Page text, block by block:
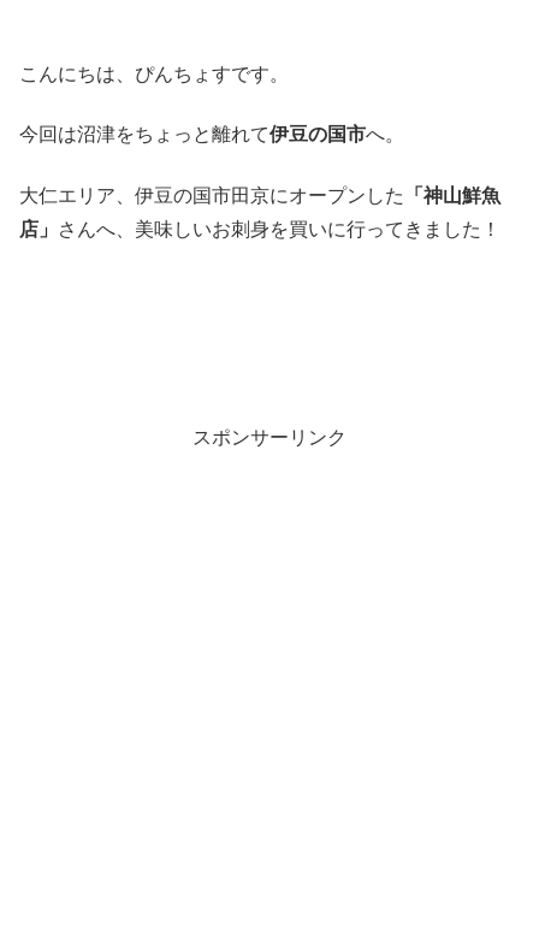
こんにちは、ぴんちょすです。
今回は沼津をちょっと離れて伊豆の国市へ。
大仁エリア、伊豆の国市田京にオープンした
「神山鮮魚
店」
さんへ、美味しいお刺身を買いに行ってきました！
スポンサーリンク